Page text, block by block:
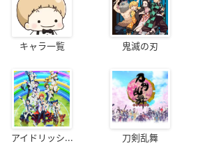
キャラ一覧 鬼滅の刃
アイドリッシ... 刀剣乱舞